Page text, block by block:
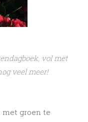
vol met
veel meer!
met groen te